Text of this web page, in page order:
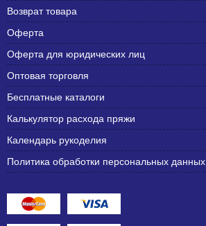
Возврат товара
Оферта
Оферта для юридических лиц
Оптовая торговля
Бесплатные каталоги
Калькулятор расхода пряжи
Календарь рукоделия
Политика обработки персональных данных